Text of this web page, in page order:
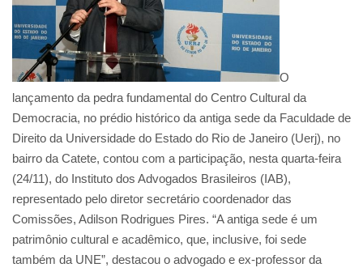
O
lançamento da pedra fundamental do Centro Cultural da
Democracia, no prédio histórico da antiga sede da Faculdade de
Direito da Universidade do Estado do Rio de Janeiro (Uerj), no
bairro da Catete, contou com a participação, nesta quarta-feira
(24/11), do Instituto dos Advogados Brasileiros (IAB),
representado pelo diretor secretário coordenador das
Comissões, Adilson Rodrigues Pires. “A antiga sede é um
patrimônio cultural e acadêmico, que, inclusive, foi sede
também da UNE”, destacou o advogado e ex-professor da